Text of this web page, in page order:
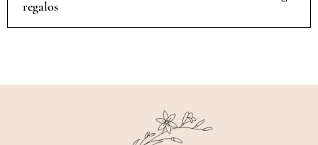
regalos